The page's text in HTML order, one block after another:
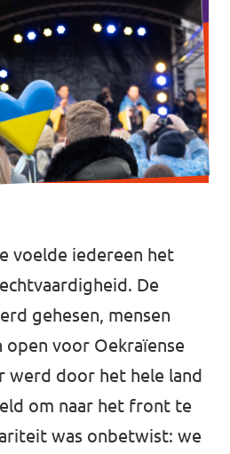
Volt
Platform Volt
voelde iedereen het
De
gehesen, mensen
open voor Oekraïense
werd door het hele land
om naar het front te
was onbetwist: we